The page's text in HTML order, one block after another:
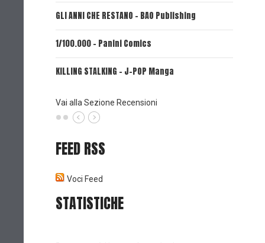
GLI ANNI CHE RESTANO - BAO Publishing
1/100.000 - Panini Comics
KILLING STALKING - J-POP Manga
Vai alla Sezione Recensioni
FEED RSS
Voci Feed
STATISTICHE